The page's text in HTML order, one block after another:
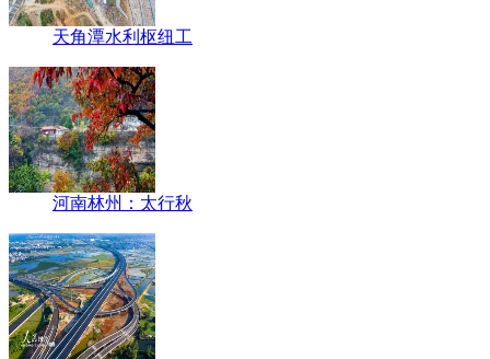
天角潭水利枢纽工
河南林州：太行秋